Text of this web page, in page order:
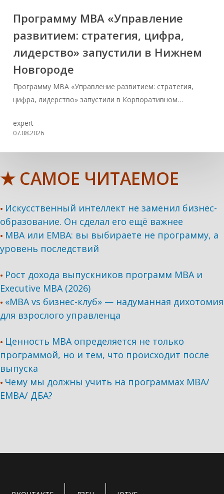
Программу MBA «Управление
развитием: стратегия, цифра,
лидерство» запустили в Нижнем
Новгороде
Программу MBA «Управление развитием: стратегия,
цифра, лидерство» запустили в Корпоративном…
expert
07.08.2026
★ САМОЕ ЧИТАЕМОЕ
• Искусственный интеллект не заменил бизнес-
образование. Он сделал его ещё важнее
• MBA или EMBA: вы выбираете не программу, а
уровень последствий
• Рост дохода выпускников программ МВА и
Executive MBA (2026)
• «MBA vs бизнес-клуб» — надуманная дихотомия
для взрослого управленца
• Ценность MBA определяется не только
программой, но и тем, что происходит после
выпуска
• Чему мы должны учить на программах МВА/
ЕМВА/ ДБА?